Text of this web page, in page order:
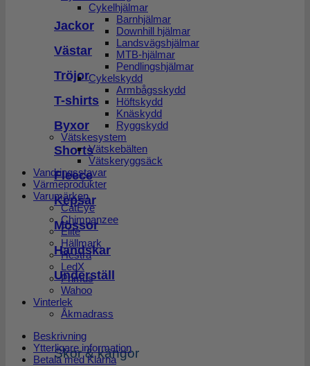
Jackor
Västar
Tröjor
T-shirts
Byxor
Shorts
Fleece
Kepsar
Mössor
Handskar
Underställ
Skor & kängor
Cykelhjälmar
Barnhjälmar
Downhill hjälmar
Landsvägshjälmar
MTB-hjälmar
Pendlingshjälmar
Cykelskydd
Armbågsskydd
Höftskydd
Knäskydd
Ryggskydd
Vätskesystem
Vätskebälten
Vätskeryggsäck
Vandringsstavar
Värmeprodukter
Varumärken
CatEye
Chimpanzee
Elite
Hällmark
Hestra
LedX
Primus
Wahoo
Vinterlek
Åkmadrass
Beskrivning
Ytterligare information
Betala med Klarna